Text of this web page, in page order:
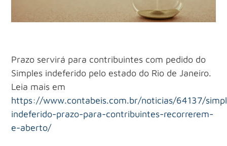
Prazo servirá para contribuintes com pedido do
Simples indeferido pelo estado do Rio de Janeiro.
Leia mais em
https://www.contabeis.com.br/noticias/64137/
indeferido-prazo-para-contribuintes-recorrerem-
e-aberto/